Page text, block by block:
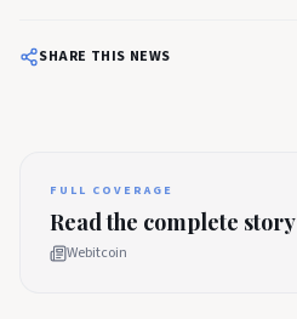
SHARE THIS NEWS
FULL COVERAGE
Read the complete story
Webitcoin